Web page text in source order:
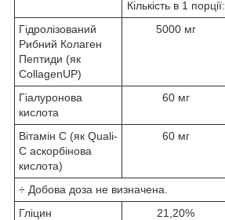
Кількість в 1 порції:
Гідролізований
Рибний Колаген
Пептиди (як
CollagenUP)
5000 мг
Гіалуронова
кислота
60 мг
Вітамін С (як Quali-
C аскорбінова
кислота)
60 мг
÷ Добова доза не визначена.
Гліцин
21,20%